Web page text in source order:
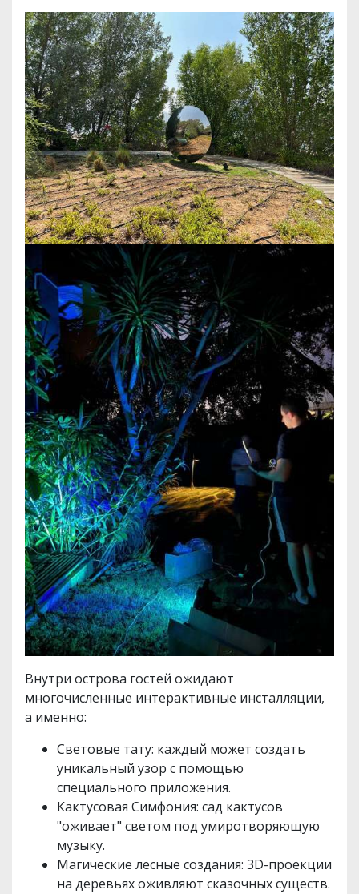
Внутри острова гостей ожидают
многочисленные интерактивные инсталляции,
а именно:
Световые тату: каждый может создать
уникальный узор с помощью
специального приложения.
Кактусовая Симфония: сад кактусов
"оживает" светом под умиротворяющую
музыку.
Магические лесные создания: 3D-проекции
на деревьях оживляют сказочных существ.